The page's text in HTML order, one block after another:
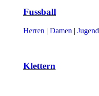
Fussball
Herren | Damen | Jugend
Klettern